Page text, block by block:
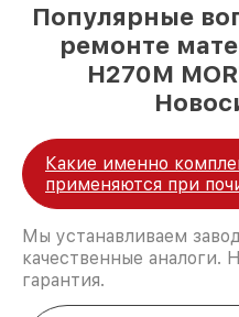
Популярные
ремонте
H270M
Какие именно
применяются при
Мы устанавливаем
качественные аналоги.
гарантия.